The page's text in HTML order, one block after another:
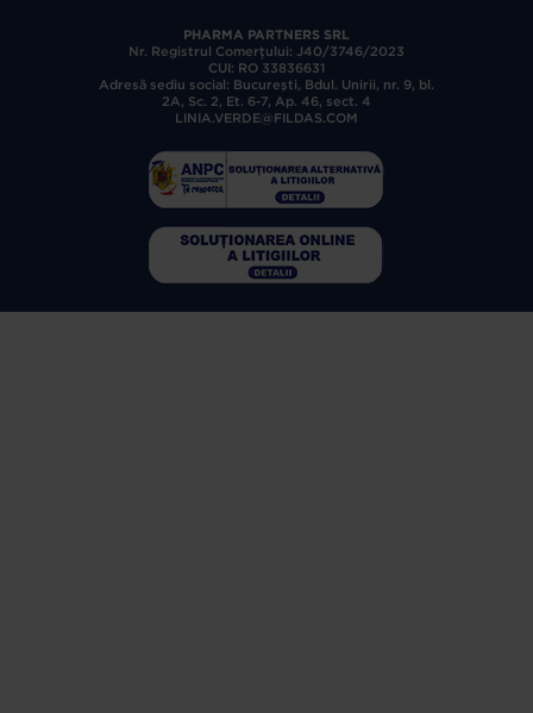
PHARMA PARTNERS SRL
Nr. Registrul Comerţului: J40/3746/2023
CUI: RO 33836631
Adresă sediu social: Bucureşti, Bdul. Unirii, nr. 9, bl.
2A, Sc. 2, Et. 6-7, Ap. 46, sect. 4
LINIA.VERDE@FILDAS.COM